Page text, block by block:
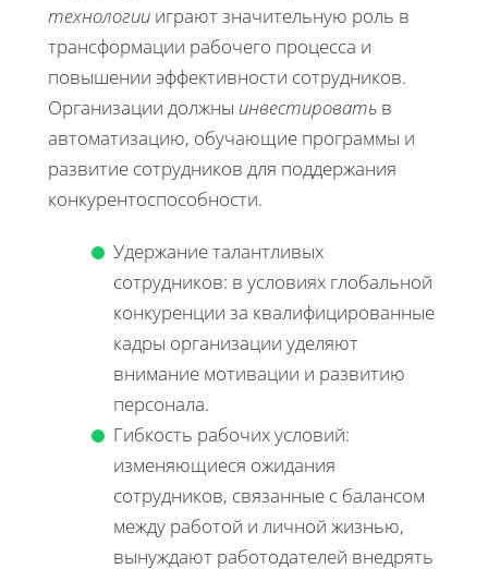
технологии играют значительную роль в
трансформации рабочего процесса и
повышении эффективности сотрудников.
Организации должны инвестировать в
автоматизацию, обучающие программы и
развитие сотрудников для поддержания
конкурентоспособности.
Удержание талантливых
сотрудников: в условиях глобальной
конкуренции за квалифицированные
кадры организации уделяют
внимание мотивации и развитию
персонала.
Гибкость рабочих условий:
изменяющиеся ожидания
сотрудников, связанные с балансом
между работой и личной жизнью,
вынуждают работодателей внедрять